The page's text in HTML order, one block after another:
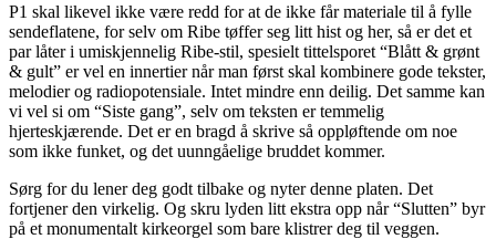
P1 skal likevel ikke være redd for at de ikke får materiale til å fylle
sendeflatene, for selv om Ribe tøffer seg litt hist og her, så er det et
par låter i umiskjennelig Ribe-stil, spesielt tittelsporet “Blått & grønt
& gult” er vel en innertier når man først skal kombinere gode tekster,
melodier og radiopotensiale. Intet mindre enn deilig. Det samme kan
vi vel si om “Siste gang”, selv om teksten er temmelig
hjerteskjærende. Det er en bragd å skrive så oppløftende om noe
som ikke funket, og det uunngåelige bruddet kommer.
Sørg for du lener deg godt tilbake og nyter denne platen. Det
fortjener den virkelig. Og skru lyden litt ekstra opp når “Slutten” byr
på et monumentalt kirkeorgel som bare klistrer deg til veggen.